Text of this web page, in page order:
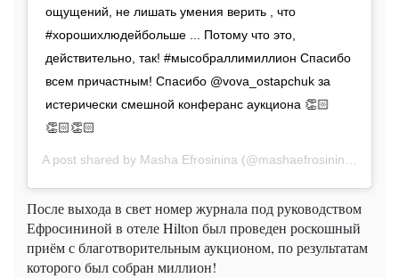
ощущений, не лишать умения верить , что
#хорошихлюдейбольше ... Потому что это,
действительно, так! #мысобраллимиллион Спасибо
всем причастным! Спасибо @vova_ostapchuk за
истерически смешной конферанс аукциона 👏🏻
👏🏻👏🏻
A post shared by Masha Efrosinina (@mashaefrosinina) on
После выхода в свет номер журнала под руководством
Ефросининой в отеле Hilton был проведен роскошный
приём с благотворительным аукционом, по результатам
которого был собран миллион!